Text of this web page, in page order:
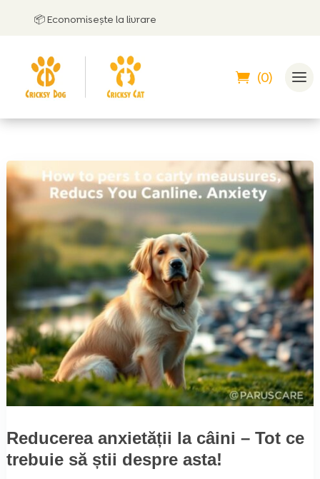
📦 Economisește la livrare
(0)
Reducerea anxietății la câini – Tot ce
trebuie să știi despre asta!